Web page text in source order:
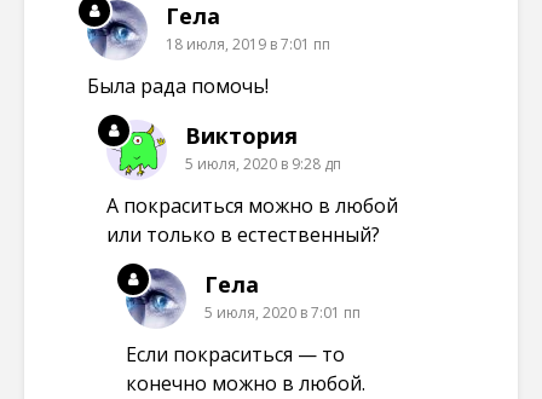
Гела
18 июля, 2019 в 7:01 пп
Была рада помочь!
Виктория
5 июля, 2020 в 9:28 дп
А покраситься можно в любой
или только в естественный?
Гела
5 июля, 2020 в 7:01 пп
Если покраситься — то
конечно можно в любой.